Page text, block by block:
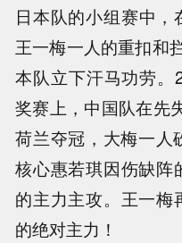
日本队的小组赛中，
王一梅一人的重扣和
本队立下汗马功劳
奖赛上，中国队在先
荷兰夺冠，大梅一人
核心惠若琪因伤缺阵
的主力主攻。王一梅
的绝对主力！